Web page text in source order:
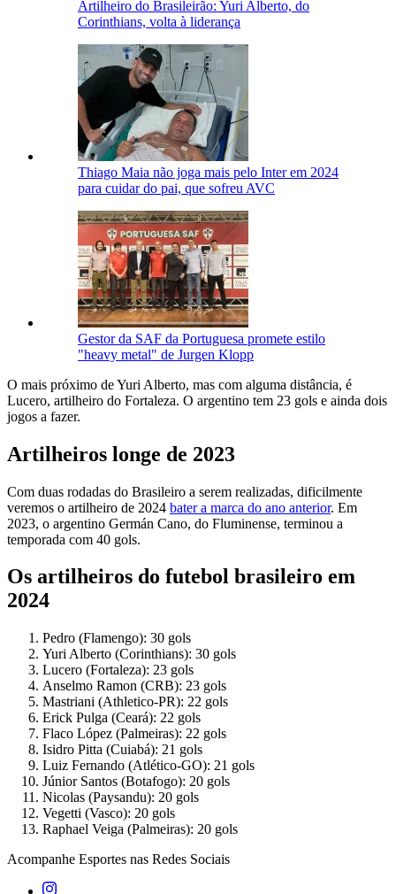
Artilheiro do Brasileirão: Yuri Alberto, do
Corinthians, volta à liderança
Thiago Maia não joga mais pelo Inter em 2024
para cuidar do pai, que sofreu AVC
Gestor da SAF da Portuguesa promete estilo
"heavy metal" de Jurgen Klopp
O mais próximo de Yuri Alberto, mas com alguma distância, é
Lucero, artilheiro do Fortaleza. O argentino tem 23 gols e ainda dois
jogos a fazer.
Artilheiros longe de 2023
Com duas rodadas do Brasileiro a serem realizadas, dificilmente
veremos o artilheiro de 2024 bater a marca do ano anterior. Em
2023, o argentino Germán Cano, do Fluminense, terminou a
temporada com 40 gols.
Os artilheiros do futebol brasileiro em
2024
Pedro (Flamengo): 30 gols
Yuri Alberto (Corinthians): 30 gols
Lucero (Fortaleza): 23 gols
Anselmo Ramon (CRB): 23 gols
Mastriani (Athletico-PR): 22 gols
Erick Pulga (Ceará): 22 gols
Flaco López (Palmeiras): 22 gols
Isidro Pitta (Cuiabá): 21 gols
Luiz Fernando (Atlético-GO): 21 gols
Júnior Santos (Botafogo): 20 gols
Nicolas (Paysandu): 20 gols
Vegetti (Vasco): 20 gols
Raphael Veiga (Palmeiras): 20 gols
Acompanhe Esportes nas Redes Sociais